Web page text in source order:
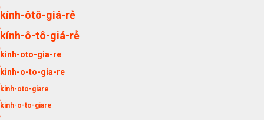
,
kính-ôtô-giá-rẻ
,
kính-ô-tô-giá-rẻ
,
kinh-oto-gia-re
,
kinh-o-to-gia-re
,
kinh-oto-giare
,
kinh-o-to-giare
,